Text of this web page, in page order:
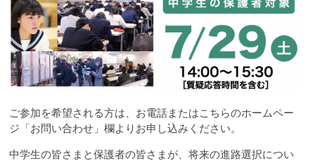
ご参加を希望される方は、お電話またはこちらのホームペー
ジ「お問い合わせ」欄よりお申し込みください。
中学生の皆さまと保護者の皆さまが、将来の進路選択につい